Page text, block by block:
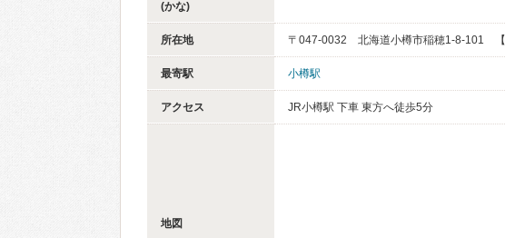
(かな)
所在地 〒047-0032 北海道小樽市稲穂1-8-101 【
最寄駅 小樽駅
アクセス JR小樽駅 下車 東方へ徒歩5分
地図